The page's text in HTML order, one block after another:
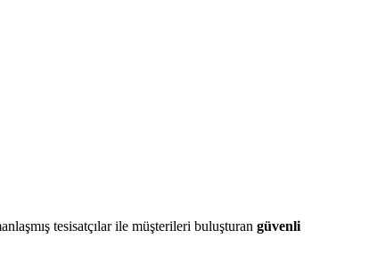
tesisatçılar ile müşterileri buluşturan güvenli